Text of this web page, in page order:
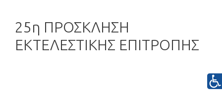
25η ΠΡΟΣΚΛΗΣΗ
ΕΚΤΕΛΕΣΤΙΚΗΣ ΕΠΙΤΡΟΠΗΣ